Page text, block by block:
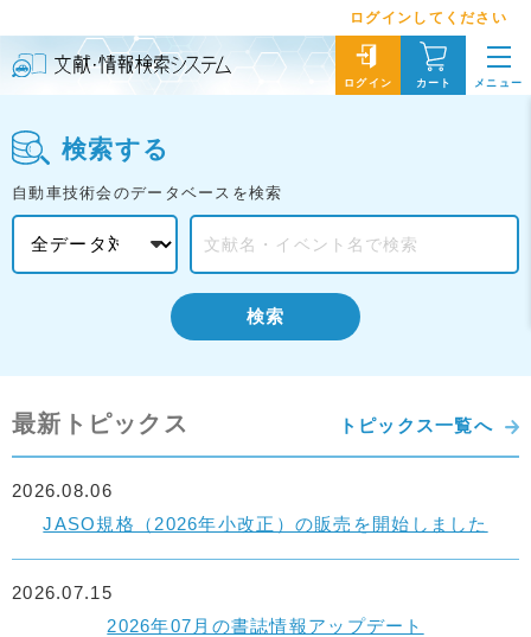
ログインしてください
ログイン カート メニュー
検索する
自動車技術会のデータベースを検索
検索
最新トピックス トピックス一覧へ
JASO規格（2026年小改正）の販売を開始しました
2026.08.06
2026年07月の書誌情報アップデート
2026.07.15